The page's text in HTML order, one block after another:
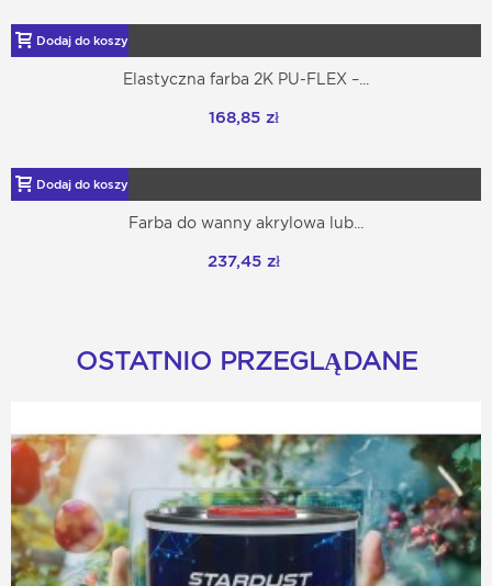
Dodaj do koszyka
Elastyczna farba 2K PU-FLEX –...
168,85 zł
Dodaj do koszyka
Farba do wanny akrylowa lub...
237,45 zł
OSTATNIO PRZEGLĄDANE